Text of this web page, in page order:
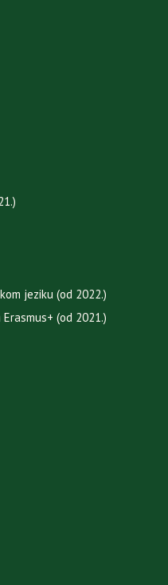
jeziku (od 2022.)
(od 2021.)